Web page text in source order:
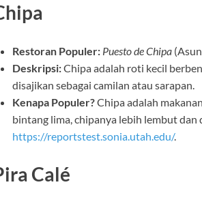
Restoran Populer: Puesto de Chipa
Deskripsi:Chipa adalah roti kecil
disajikan sebagai camilan atau sarapan.
Kenapa Populer?Chipa adalah
bintang lima, chipanya lebih lembut
https://reportstest.sonia.utah.edu/.
Calé